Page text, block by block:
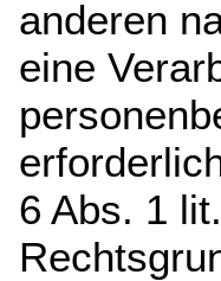
anderen
eine
6 Abs. 1